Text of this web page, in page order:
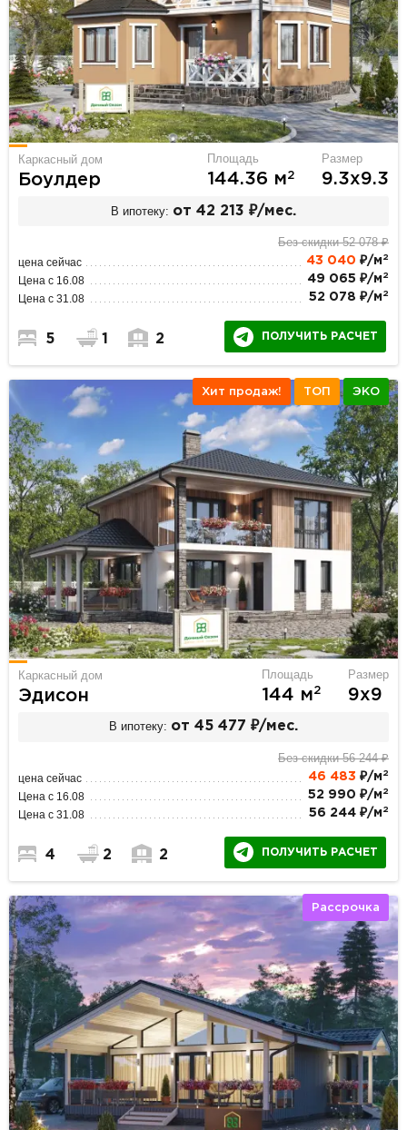
Каркасный дом
Боулдер
Площадь
144.36 м2
Размер
9.3х9.3
В ипотеку: от 42 213 ₽/мес.
Без скидки 52 078 ₽
цена сейчас 43 040 ₽/м 2
Цена с 16.08 49 065 ₽/м 2
Цена с 31.08 52 078 ₽/м 2
5 1 2 ПОЛУЧИТЬ РАСЧЕТ
Хит продаж! ТОП ЭКО
Каркасный дом
Эдисон
Площадь
144 м2
Размер
9х9
В ипотеку: от 45 477 ₽/мес.
Без скидки 56 244 ₽
цена сейчас 46 483 ₽/м 2
Цена с 16.08 52 990 ₽/м 2
Цена с 31.08 56 244 ₽/м 2
4 2 2 ПОЛУЧИТЬ РАСЧЕТ
Рассрочка